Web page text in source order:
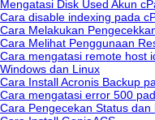
Mengatasi Disk Used Akun
Cara disable indexing pada
Cara Melakukan
Cara Melihat Penggunaan
Cara mengatasi remote host
Windows dan Linux
Cara Install Acronis Backup
Cara mengatasi error 500
Cara Pengecekan Status